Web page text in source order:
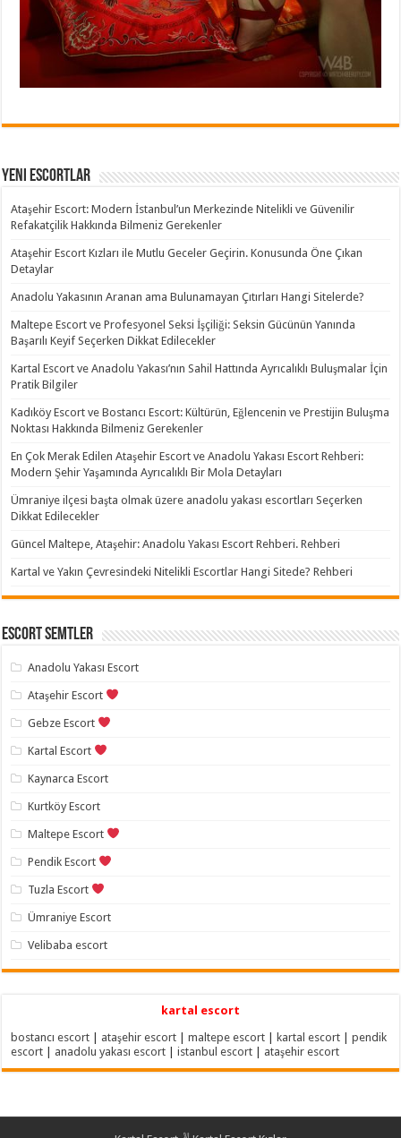
Yeni Escortlar
Ataşehir Escort: Modern İstanbul’un Merkezinde Nitelikli ve Güvenilir
Refakatçilik Hakkında Bilmeniz Gerekenler
Ataşehir Escort Kızları ile Mutlu Geceler Geçirin. Konusunda Öne Çıkan
Detaylar
Anadolu Yakasının Aranan ama Bulunamayan Çıtırları Hangi Sitelerde?
Maltepe Escort ve Profesyonel Seksi İşçiliği: Seksin Gücünün Yanında
Başarılı Keyif Seçerken Dikkat Edilecekler
Kartal Escort ve Anadolu Yakası’nın Sahil Hattında Ayrıcalıklı Buluşmalar İçin
Pratik Bilgiler
Kadıköy Escort ve Bostancı Escort: Kültürün, Eğlencenin ve Prestijin Buluşma
Noktası Hakkında Bilmeniz Gerekenler
En Çok Merak Edilen Ataşehir Escort ve Anadolu Yakası Escort Rehberi:
Modern Şehir Yaşamında Ayrıcalıklı Bir Mola Detayları
Ümraniye ilçesi başta olmak üzere anadolu yakası escortları Seçerken
Dikkat Edilecekler
Güncel Maltepe, Ataşehir: Anadolu Yakası Escort Rehberi. Rehberi
Kartal ve Yakın Çevresindeki Nitelikli Escortlar Hangi Sitede? Rehberi
Escort Semtler
Anadolu Yakası Escort
Ataşehir Escort
Gebze Escort
Kartal Escort
Kaynarca Escort
Kurtköy Escort
Maltepe Escort
Pendik Escort
Tuzla Escort
Ümraniye Escort
Velibaba escort
kartal escort
bostancı escort | ataşehir escort |maltepe escort |kartal escort |pendik
escort | anadolu yakası escort |istanbul escort | ataşehir escort